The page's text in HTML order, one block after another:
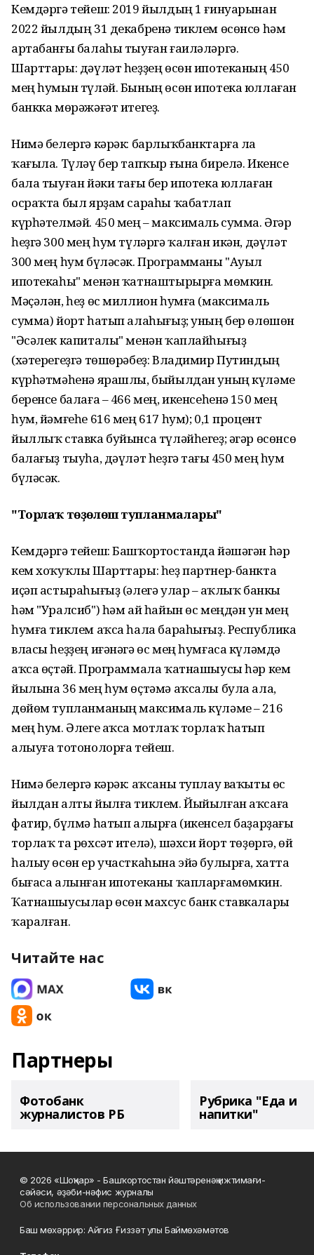
Кемдәргә тейеш: 2019 йылдың 1 ғинуарынан
2022 йылдың 31 декабренә тиклем өсөнсө һәм
артабанғы балаһы тыуған ғаиләләргә.
Шарттары: дәүләт һеҙҙең өсөн ипотеканың 450
мең һумын түләй. Бының өсөн ипотека юллаған
банкка мөрәжәғәт итегеҙ.
Нимә белергә кәрәк: барлыҡбанктарға ла
ҡағыла. Түләү бер тапҡыр ғына бирелә. Икенсе
бала тыуған йәки тағы бер ипотека юллаған
осраҡта был ярҙам сараһы ҡабатлап
күрһәтелмәй. 450 мең – максималь сумма. Әгәр
һеҙгә 300 мең һум түләргә ҡалған икән, дәүләт
300 мең һум бүләсәк. Программаны "Ауыл
ипотекаһы" менән ҡатнаштырырға мөмкин.
Мәҫәлән, һеҙ өс миллион һумға (максималь
сумма) йорт һатып алаһығыҙ; уның бер өлөшөн
"Әсәлек капиталы" менән ҡаплайһығыҙ
(хәтерегеҙгә төшөрәбеҙ: Владимир Путиндың
күрһәтмәһенә ярашлы, быйылдан уның күләме
беренсе балаға – 466 мең, икенсеһенә 150 мең
һум, йәмғеһе 616 мең 617 һум); 0,1 процент
йыллыҡ ставка буйынса түләйһегеҙ; әгәр өсөнсө
балағыҙ тыуһа, дәүләт һеҙгә тағы 450 мең һум
бүләсәк.
"Торлаҡ төҙөлөш тупланмалары"
Кемдәргә тейеш: Башҡортостанда йәшәгән һәр
кем хоҡуҡлы Шарттары: һеҙ партнер-банкта
иҫәп астыраһығыҙ (әлегә улар – Һаҡлыҡ банкы
һәм "Уралсиб") һәм ай һайын өс меңдән ун мең
һумға тиклем аҡса һала бараһығыҙ. Республика
власы һеҙҙең иғәнәгә өс мең һумғаса күләмдә
аҡса өҫтәй. Программала ҡатнашыусы һәр кем
йылына 36 мең һум өҫтәмә аҡсалы була ала,
дөйөм тупланманың максималь күләме – 216
мең һум. Әлеге аҡса мотлаҡ торлаҡ һатып
алыуға тотонолорға тейеш.
Нимә белергә кәрәк: аҡсаны туплау ваҡыты өс
йылдан алты йылға тиклем. Йыйылған аҡсаға
фатир, бүлмә һатып алырға (икенсел баҙарҙағы
торлаҡ та рөхсәт ителә), шәхси йорт төҙөргә, өй
һалыу өсөн ер участкаһына эйә булырға, хатта
бығаса алынған ипотеканы ҡапларғамөмкин.
Ҡатнашыусылар өсөн махсус банк ставкалары
ҡаралған.
Читайте нас
Партнеры
Фотобанк
журналистов РБ
Рубрика "Еда и
напитки"
© 2026 «Шоңҡар» - Башҡортостан йәштәренәң ижтимағи-
сәйәси, әҙәби-нәфис журналы
Об использовании персональных данных
Баш мөхәррир: Айгиз Ғиззәт улы Баймөхәмәтов